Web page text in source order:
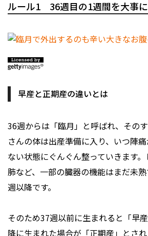
ルール1 36週目の1週間を大事
早産と正期産の違いとは
36週からは「臨月」と呼ばれ、その
さんの体は出産準備に入り、いつ陣
ない状態にぐんぐん整っていきます
肺など、一部の臓器の機能はまだ未
週以降です。
そのため37週以前に生まれると「早
降に生まれた場合が「正期産」とされ